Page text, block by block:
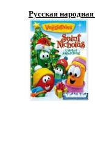
Русская